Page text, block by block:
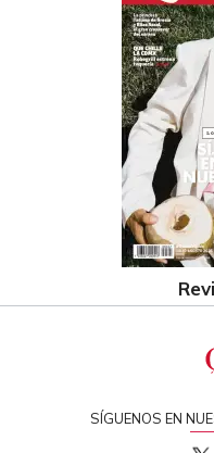
SÍGUENOS EN